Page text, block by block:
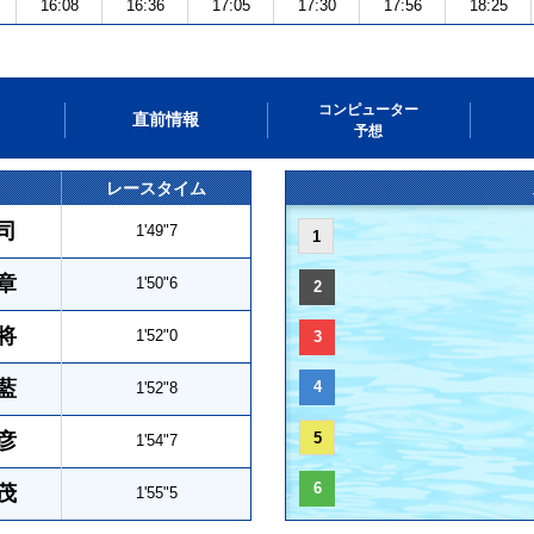
16:08 16:36 17:05 17:30 17:56 18:25
直前情報
コンピューター
予想
レースタイム
1'49"7
1'50"6
1'52"0
1'52"8
1'54"7
1'55"5
1
2
3
4
5
6